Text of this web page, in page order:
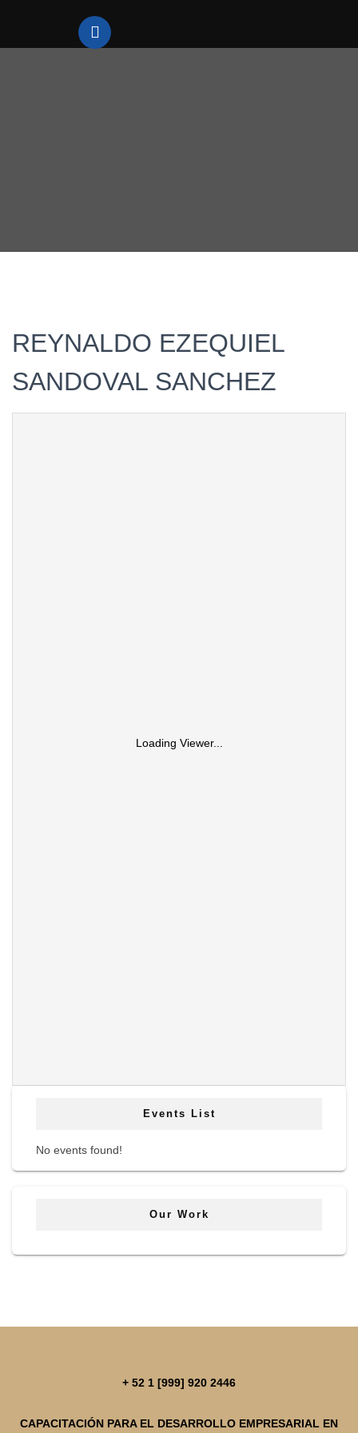
REYNALDO EZEQUIEL
SANDOVAL SANCHEZ
Loading Viewer...
Events List
No events found!
Our Work
+ 52 1 [999] 920 2446
CAPACITACIÓN PARA EL DESARROLLO EMPRESARIAL EN